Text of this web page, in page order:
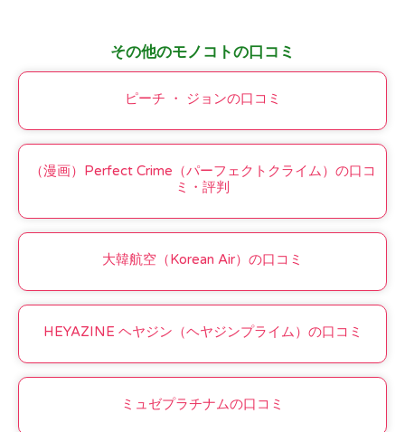
その他のモノコトの口コミ
ピーチ ・ ジョンの口コミ
（漫画）Perfect Crime（パーフェクトクライム）の口コ
ミ・評判
大韓航空（Korean Air）の口コミ
HEYAZINE ヘヤジン（ヘヤジンプライム）の口コミ
ミュゼプラチナムの口コミ